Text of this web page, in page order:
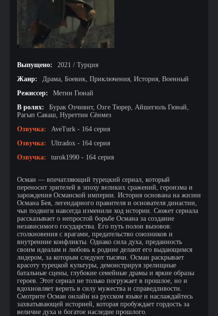
Выпущено:
2021 / Турция
Жанр:
Драма, Боевик, Приключения, История, Военный
Режиссер:
Метин Гюнай
В ролях:
Бурак Озчивит, Озге Тюрер, Айшегюль Гюнай,
Рагып Саваш, Нуреттин Сёнмез
Озвучка:
AveTurk - 164 серия
Озвучка:
Ultradox - 164 серия
Озвучка:
turok1990 - 164 серия
Осман — впечатляющий турецкий сериал, который
переносит зрителей в эпоху великих сражений, героизма и
зарождения Османской империи. История основана на жизни
Османа Бея, легендарного правителя и основателя династии,
чьи подвиги навсегда изменили ход истории. Сюжет сериала
рассказывает о непростой борьбе Османа за создание
независимого государства. Его путь полон вызовов:
столкновения с врагами, предательство союзников и
внутренние конфликты. Однако сила духа, преданность
своим идеалам и любовь к родине делают его выдающимся
лидером, за которым следуют тысячи. Осман раскрывает
красоту турецкой культуры, демонстрируя зрелищные
батальные сцены, глубокие семейные драмы и яркие образы
героев. Этот сериал не только погружает в прошлое, но и
вдохновляет верить в силу мужества и справедливости.
Смотрите Осман онлайн на русском языке и наслаждайтесь
захватывающей историей, которая пробуждает гордость за
величие духа и богатое наследие прошлого.